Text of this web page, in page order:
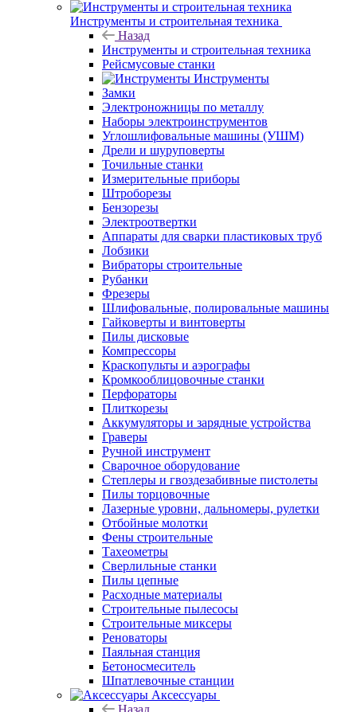
Инструменты и строительная техника
Назад
Инструменты и строительная техника
Рейсмусовые станки
Инструменты
Замки
Электроножницы по металлу
Наборы электроинструментов
Углошлифовальные машины (УШМ)
Дрели и шуруповерты
Точильные станки
Измерительные приборы
Штроборезы
Бензорезы
Электроотвертки
Аппараты для сварки пластиковых труб
Лобзики
Вибраторы строительные
Рубанки
Фрезеры
Шлифовальные, полировальные машины
Гайковерты и винтоверты
Пилы дисковые
Компрессоры
Краскопульты и аэрографы
Кромкооблицовочные станки
Перфораторы
Плиткорезы
Аккумуляторы и зарядные устройства
Граверы
Ручной инструмент
Сварочное оборудование
Степлеры и гвоздезабивные пистолеты
Пилы торцовочные
Лазерные уровни, дальномеры, рулетки
Отбойные молотки
Фены строительные
Тахеометры
Сверлильные станки
Пилы цепные
Расходные материалы
Строительные пылесосы
Строительные миксеры
Реноваторы
Паяльная станция
Бетоносмеситель
Шпатлевочные станции
Аксессуары
Назад